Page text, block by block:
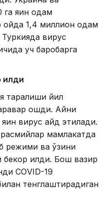
яқин одам
ойда 1,4 миллион одам
вирус
уч баробарга
тарқалиши йил
ошди. Айни
вирус қайд этилади.
мамлакатда
режими ва ўзини
бекор қилди. Бош вазир
CОVID-19
тенглаштирадиган